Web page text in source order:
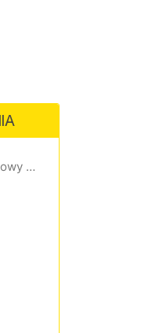
Spider-Man. Całkiem nowy dzień